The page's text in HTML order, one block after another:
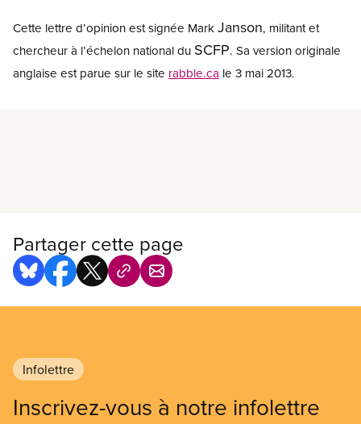
Cette lettre d’opinion est signée MarkJanson, militant et
chercheur à l’échelon national du SCFP. Sa version originale
anglaise est parue sur le site rabble.ca le 3 mai 2013.
Partager cette page
Infolettre
Inscrivez-vous à notre infolettre